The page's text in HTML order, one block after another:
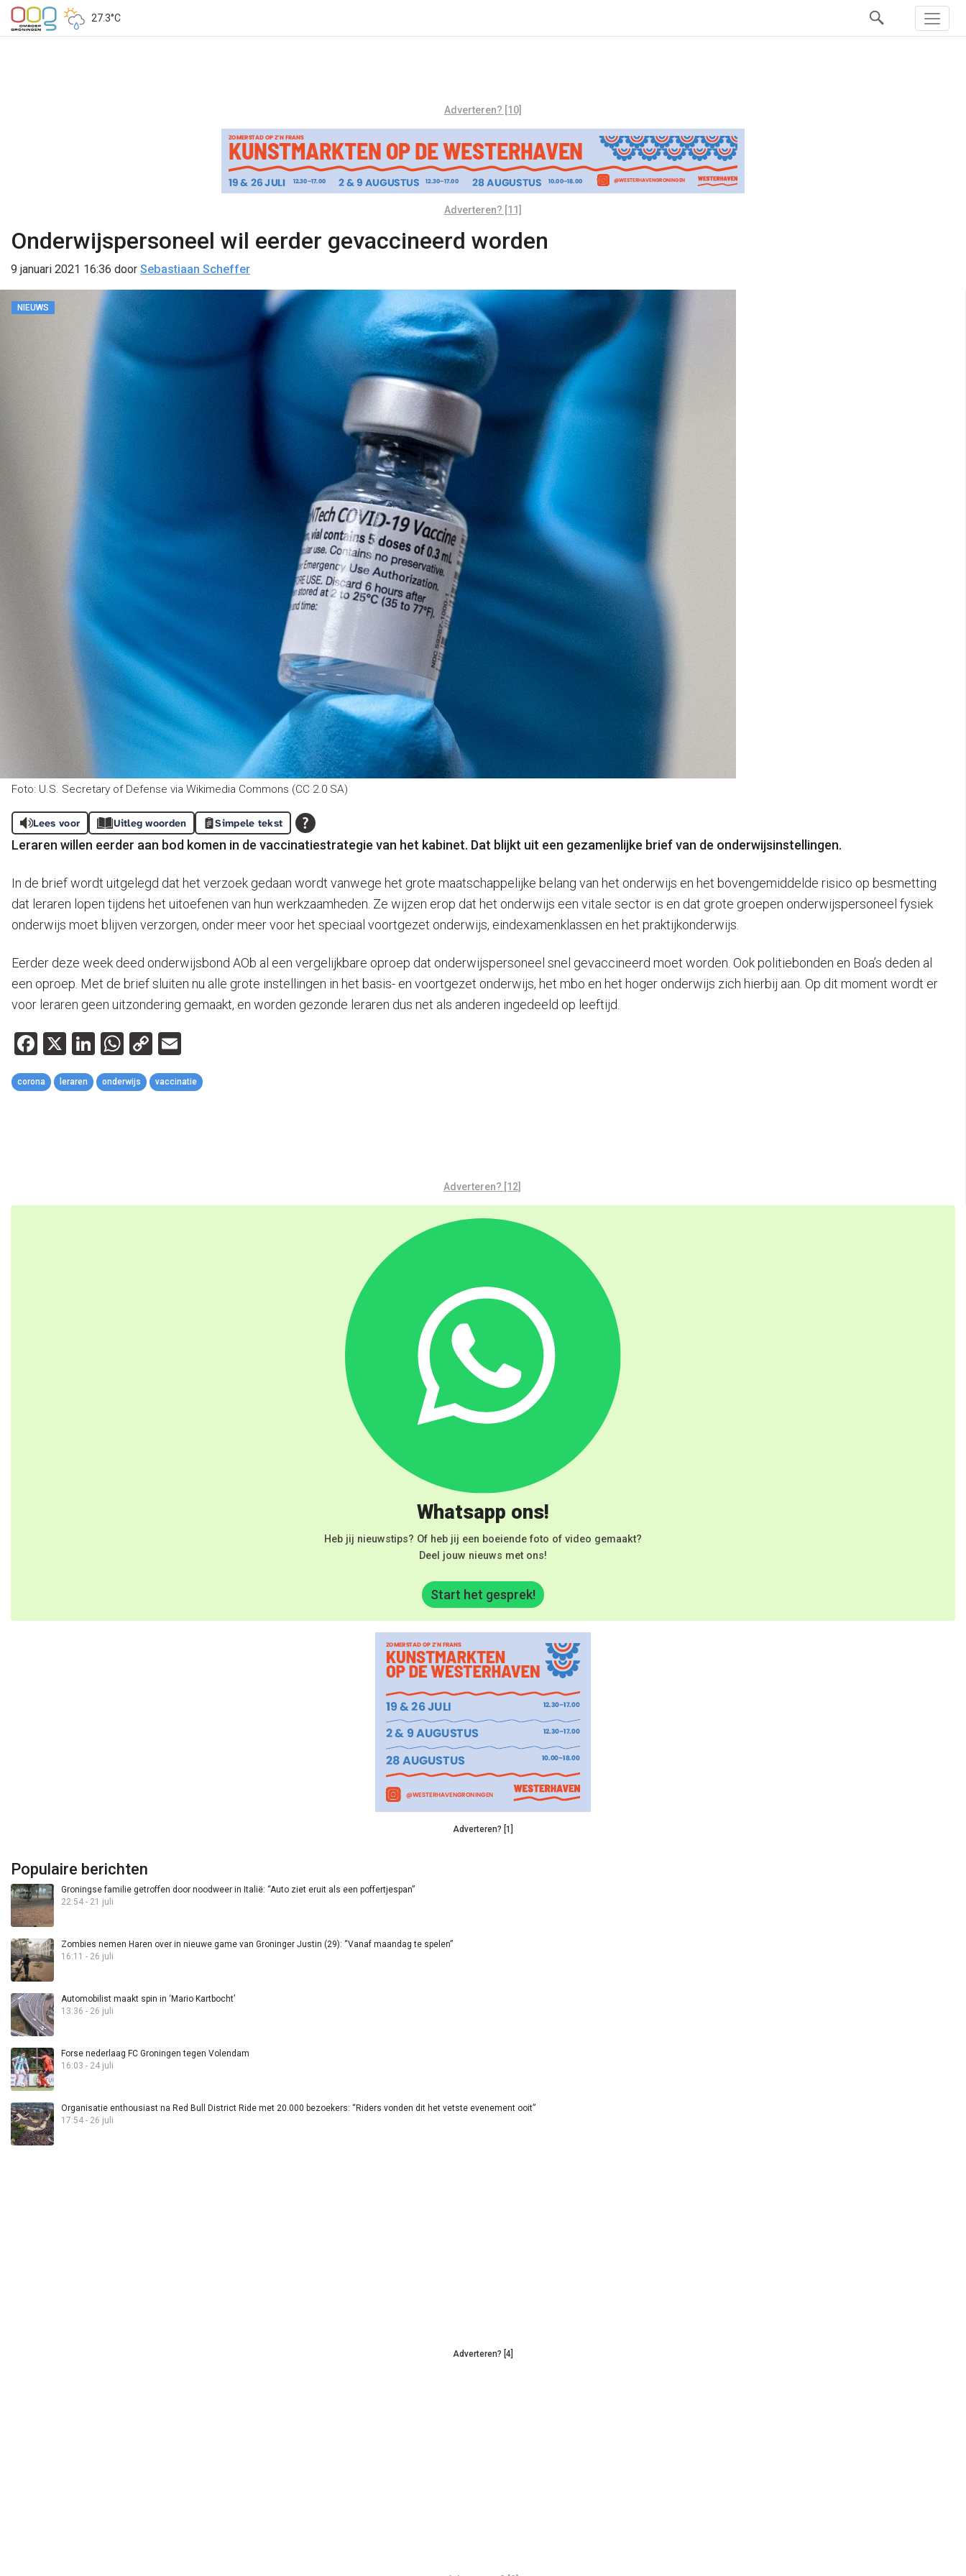
27.3°C
Adverteren? [10]
Adverteren? [11]
Onderwijspersoneel wil eerder gevaccineerd worden
9 januari 2021 16:36 door Sebastiaan Scheffer
NIEUWS
Foto: U.S. Secretary of Defense via Wikimedia Commons (CC 2.0 SA)
Lees voor Uitleg woorden Simpele tekst
Leraren willen eerder aan bod komen in de vaccinatiestrategie van het kabinet. Dat blijkt uit een gezamenlijke brief van de onderwijsinstellingen.
In de brief wordt uitgelegd dat het verzoek gedaan wordt vanwege het grote maatschappelijke belang van het onderwijs en het bovengemiddelde risico op besmetting
dat leraren lopen tijdens het uitoefenen van hun werkzaamheden. Ze wijzen erop dat het onderwijs een vitale sector is en dat grote groepen onderwijspersoneel fysiek
onderwijs moet blijven verzorgen, onder meer voor het speciaal voortgezet onderwijs, eindexamenklassen en het praktijkonderwijs.
Eerder deze week deed onderwijsbond AOb al een vergelijkbare oproep dat onderwijspersoneel snel gevaccineerd moet worden. Ook politiebonden en Boa’s deden al
een oproep. Met de brief sluiten nu alle grote instellingen in het basis- en voortgezet onderwijs, het mbo en het hoger onderwijs zich hierbij aan. Op dit moment wordt er
voor leraren geen uitzondering gemaakt, en worden gezonde leraren dus net als anderen ingedeeld op leeftijd.
Facebook
X LinkedIn
WhatsApp
Copy
Link
corona leraren onderwijs vaccinatie
Adverteren? [12]
Whatsapp ons!
Heb jij nieuwstips? Of heb jij een boeiende foto of video gemaakt?
Deel jouw nieuws met ons!
Start het gesprek!
Adverteren? [1]
Populaire berichten
Groningse familie getroffen door noodweer in Italië: “Auto ziet eruit als een poffertjespan”
22:54 - 21 juli
Zombies nemen Haren over in nieuwe game van Groninger Justin (29): “Vanaf maandag te spelen”
16:11 - 26 juli
Automobilist maakt spin in ‘Mario Kartbocht’
13:36 - 26 juli
Forse nederlaag FC Groningen tegen Volendam
16:03 - 24 juli
Organisatie enthousiast na Red Bull District Ride met 20.000 bezoekers: “Riders vonden dit het vetste evenement ooit”
17:54 - 26 juli
Adverteren? [4]